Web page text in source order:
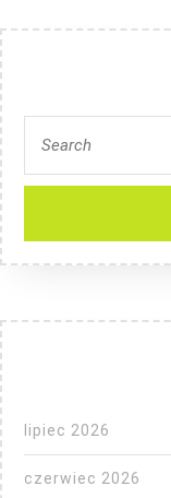
for:
lipiec 2026
czerwiec 2026